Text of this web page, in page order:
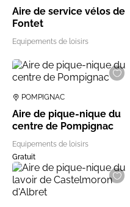
Aire de service vélos de
Fontet
Equipements de loisirs
POMPIGNAC
Aire de pique-nique du
centre de Pompignac
Equipements de loisirs
Gratuit